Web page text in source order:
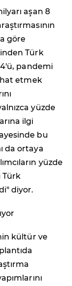
aşan 8
göre
Türk
pandemi
etmek
yüzde
ilgi
bu
da ortaya
yüzde
Türk
diyor.
kültür ve